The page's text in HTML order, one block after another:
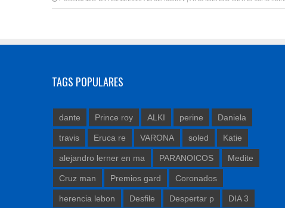
TAGS POPULARES
dante Prince roy ALKI perine Daniela
travis Eruca re VARONA soled Katie
alejandro lerner en ma PARANOICOS Medite
Cruz man Premios gard Coronados
herencia lebon Desfile Despertar p DIA 3